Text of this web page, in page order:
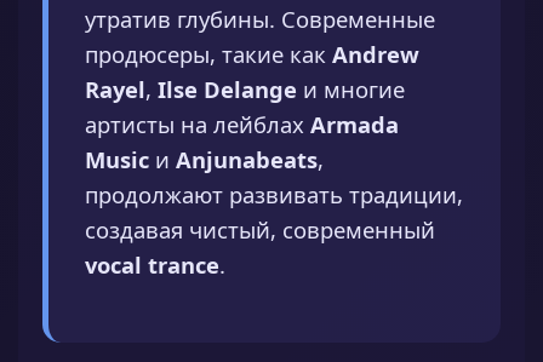
утратив глубины. Современные
продюсеры, такие как Andrew
Rayel, Ilse Delange и многие
артисты на лейблах Armada
Music и Anjunabeats,
продолжают развивать традиции,
создавая чистый, современный
vocal trance.